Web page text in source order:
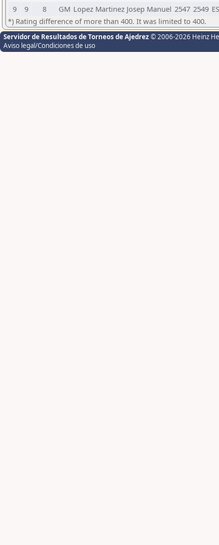
9
9 8 GM Lopez Martinez Josep Manuel 2547 2549
*) Rating difference of more than 400. It was limited to 400.
Servidor de Resultados de Torneos de Ajedrez © 2006-2026 Heinz
Aviso legal/Condiciones de uso